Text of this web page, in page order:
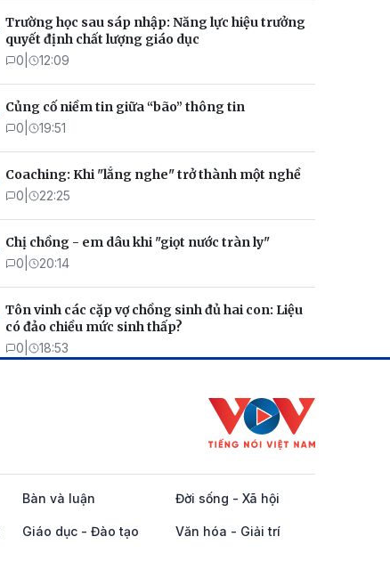
Trường học sau sáp nhập: Năng lực hiệu trưởng
quyết định chất lượng giáo dục
0 12:09
Củng cố niềm tin giữa “bão” thông tin
0 19:51
Coaching: Khi "lắng nghe" trở thành một nghề
0 22:25
Chị chồng - em dâu khi "giọt nước tràn ly"
0 20:14
Tôn vinh các cặp vợ chồng sinh đủ hai con: Liệu
có đảo chiều mức sinh thấp?
0 18:53
Bàn và luận Đời sống - Xã hội
Giáo dục - Đào tạo Văn hóa - Giải trí